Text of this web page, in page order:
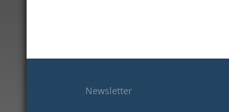
Newsletter